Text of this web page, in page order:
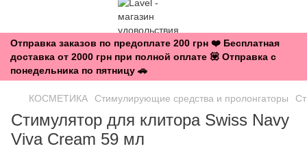
Отправка заказов по предоплате 200 грн ❤️ Бесплатная
доставка от 2000 грн при полной оплате 💟 Отправка с
понедельника по пятницу 🚗
КОСМЕТИКА Стимулирующие средства и пролонгаторы
Стимулятор для клитора Swiss Navy
Viva Cream 59 мл